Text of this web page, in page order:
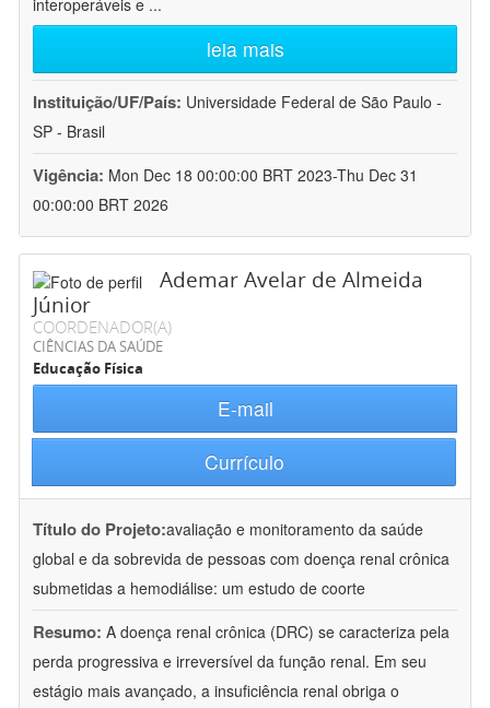
interoperáveis e ...
leia mais
Instituição/UF/País: Universidade Federal de São Paulo -
SP - Brasil
Vigência: Mon Dec 18 00:00:00 BRT 2023-Thu Dec 31
00:00:00 BRT 2026
Ademar Avelar de Almeida
Júnior
COORDENADOR(A)
CIÊNCIAS DA SAÚDE
Educação Física
E-mail
Currículo
Título do Projeto:avaliação e monitoramento da saúde
global e da sobrevida de pessoas com doença renal crônica
submetidas a hemodiálise: um estudo de coorte
Resumo: A doença renal crônica (DRC) se caracteriza pela
perda progressiva e irreversível da função renal. Em seu
estágio mais avançado, a insuficiência renal obriga o